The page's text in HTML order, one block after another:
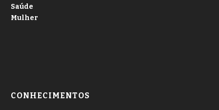
Saúde
Mulher
CONHECIMENTOS